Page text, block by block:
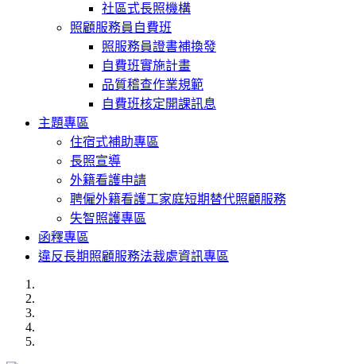
社區式長照機構
照顧服務員自費班
照服務員證書補換發
自費班實施計畫
品質稽查作業規範
自費班核定開課訊息
主題專區
住宿式補助專區
長照宣導
外籍看護申請
聘僱外籍看護工家庭短期替代照顧服務
失智照護專區
函釋專區
違反長期照顧服務法裁處資訊專區